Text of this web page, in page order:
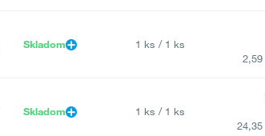
Skladom 1 ks / 1 ks
2,59
Skladom 1 ks / 1 ks
24,35